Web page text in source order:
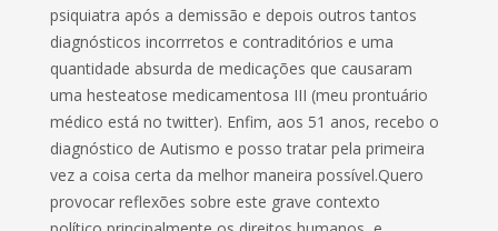
psiquiatra após a demissão e depois outros tantos
diagnósticos incorrretos e contraditórios e uma
quantidade absurda de medicações que causaram
uma hesteatose medicamentosa III (meu prontuário
médico está no twitter). Enfim, aos 51 anos, recebo o
diagnóstico de Autismo e posso tratar pela primeira
vez a coisa certa da melhor maneira possível.Quero
provocar reflexões sobre este grave contexto